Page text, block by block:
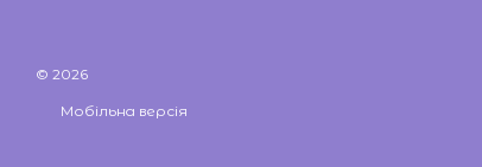
© 2026
Мобільна версія